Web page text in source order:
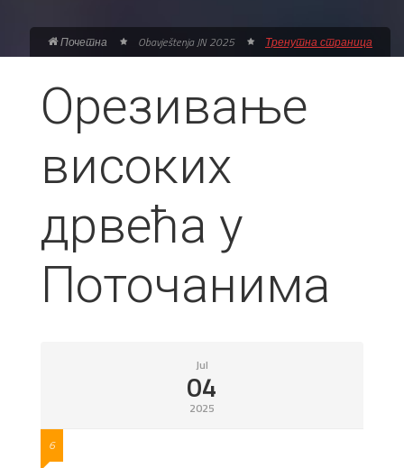
Почетна Obavještenja JN 2025 Тренутна страница
Орезивање
високих
дрвећа у
Поточанима
Jul
04
2025
6